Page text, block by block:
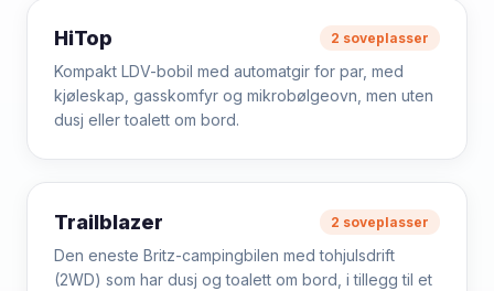
HiTop 2 soveplasser
Kompakt LDV-bobil med automatgir for par, med
kjøleskap, gasskomfyr og mikrobølgeovn, men uten
dusj eller toalett om bord.
Trailblazer 2 soveplasser
Den eneste Britz-campingbilen med tohjulsdrift
(2WD) som har dusj og toalett om bord, i tillegg til et